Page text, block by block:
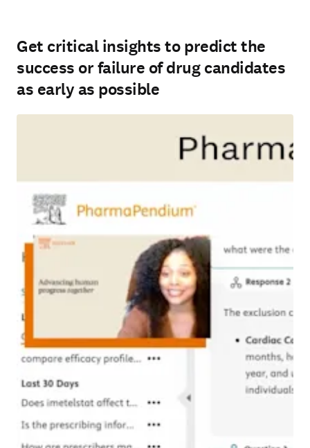
Get critical insights to predict the
success or failure of drug candidates
as early as possible